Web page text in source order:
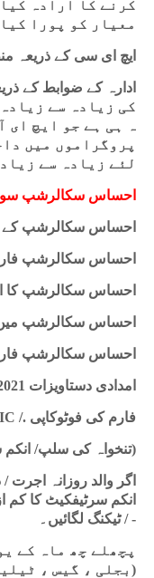
کرنے کا ارادہ
معیار کو پورا
ایچ ای سی کے ذریعہ
ادارہ کے ضوابط کے
کی زیادہ سے
ہ ہی ہے جو ایچ ای
پروگراموں میں
لئے زیادہ سے
احساس سکالرشپ
احساس سکالرشپ کے
احساس سکالرشپ
احساس سکالرشپ کا
احساس سکالرشپ
احساس سکالرشپ
امدادی دستاویزات 2021 امدادی اسکالرشپ
/. فارم کی فوٹوکاپی
تنخواہ کی سلپ/)
اگر والد روزانہ اجرت
ٹیکنگ لگائیں۔/ -
پچھلے چھ ماہ کے
(بجلی ، گیس ،